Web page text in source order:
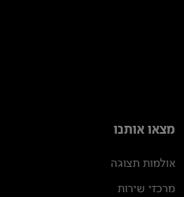
מצאו אותנו
אולמות תצוגה
מרכזי שירות